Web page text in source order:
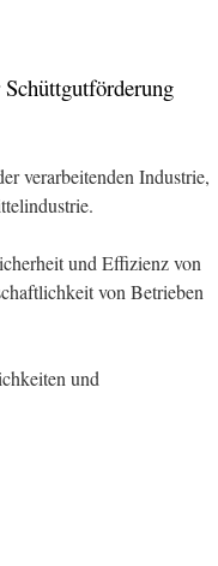
verarbeitenden Industrie,
und Effizienz von
von Betrieben
und